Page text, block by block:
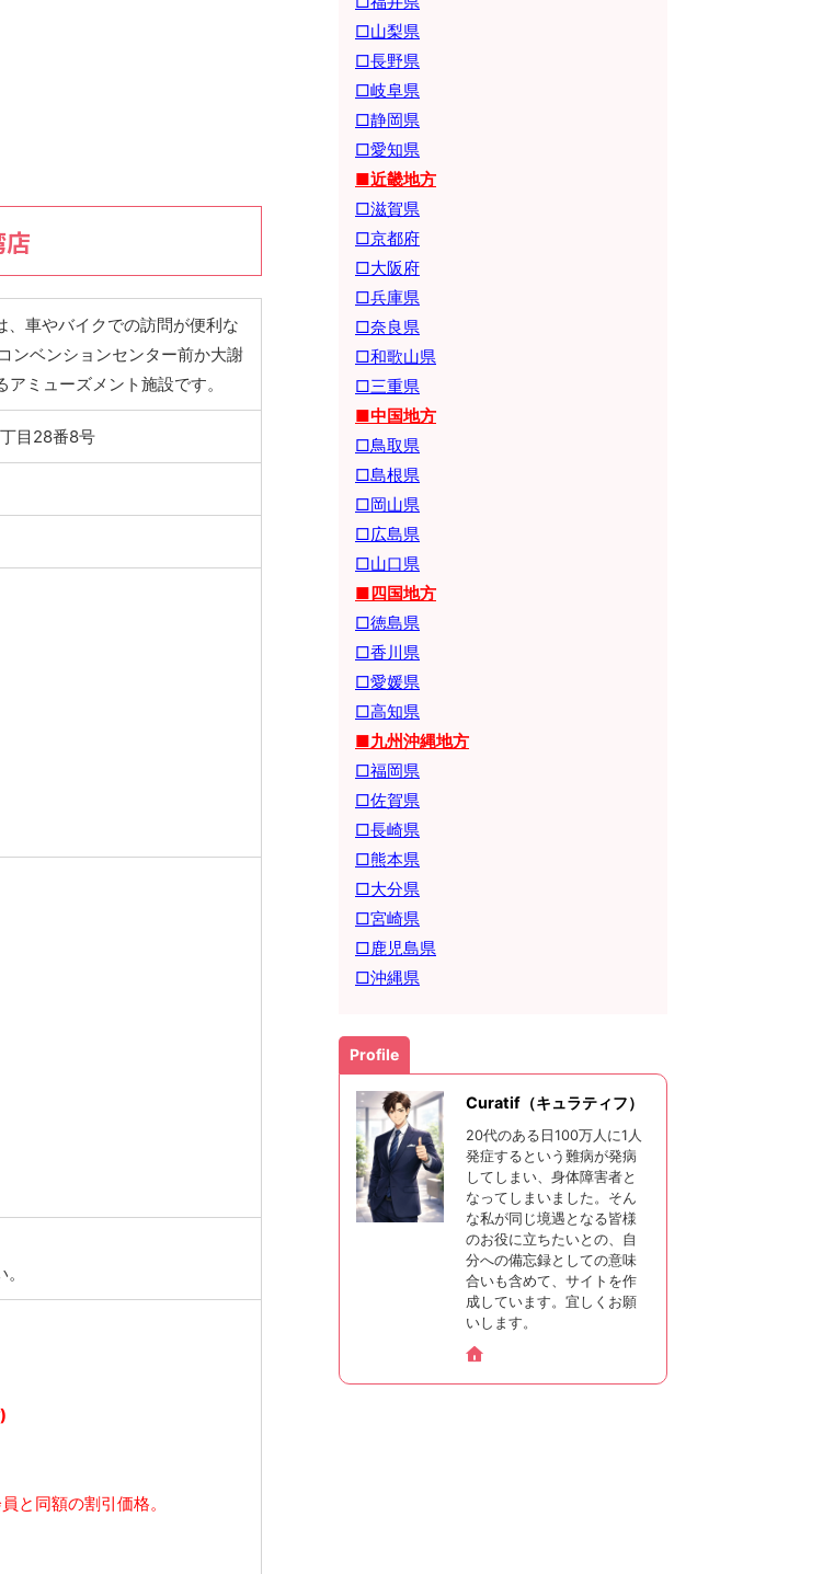
、車やバイクでの訪問が便利な
ンベンションセンター前か大謝
ミューズメント施設です。
目28番8号
と同額の割引価格。
□山梨県
□長野県
□岐阜県
□静岡県
□愛知県
■近畿地方
□滋賀県
□京都府
□大阪府
□兵庫県
□奈良県
□和歌山県
□三重県
■中国地方
□鳥取県
□島根県
□岡山県
□広島県
□山口県
■四国地方
□徳島県
□香川県
□愛媛県
□高知県
■九州沖縄地方
□福岡県
□佐賀県
□長崎県
□熊本県
□大分県
□宮崎県
□鹿児島県
□沖縄県
Profile
Curatif（キュラティフ）
20代のある日100万人に1人
発症するという難病が発病
してしまい、身体障害者と
なってしまいました。そん
な私が同じ境遇となる皆様
のお役に立ちたいとの、自
分への備忘録としての意味
合いも含めて、サイトを作
成しています。宜しくお願
いします。